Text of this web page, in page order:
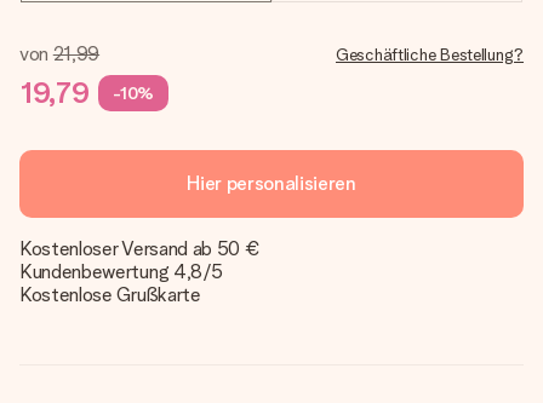
von 21,99
19,79 -10%
Geschäftliche Bestellung?
Hier personalisieren
Kostenloser Versand ab 50 €
Kundenbewertung 4,8/5
Kostenlose Grußkarte